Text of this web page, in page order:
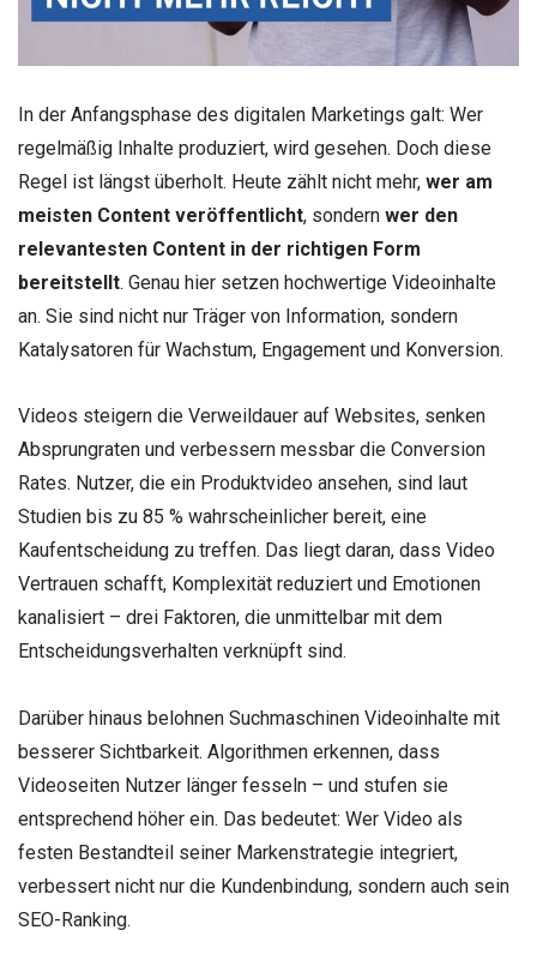
In der Anfangsphase des digitalen Marketings galt: Wer
regelmäßig Inhalte produziert, wird gesehen. Doch diese
Regel ist längst überholt. Heute zählt nicht mehr, wer am
meisten Content veröffentlicht, sondern wer den
relevantesten Content in der richtigen Form
bereitstellt. Genau hier setzen hochwertige Videoinhalte
an. Sie sind nicht nur Träger von Information, sondern
Katalysatoren für Wachstum, Engagement und Konversion.
Videos steigern die Verweildauer auf Websites, senken
Absprungraten und verbessern messbar die Conversion
Rates. Nutzer, die ein Produktvideo ansehen, sind laut
Studien bis zu 85 % wahrscheinlicher bereit, eine
Kaufentscheidung zu treffen. Das liegt daran, dass Video
Vertrauen schafft, Komplexität reduziert und Emotionen
kanalisiert – drei Faktoren, die unmittelbar mit dem
Entscheidungsverhalten verknüpft sind.
Darüber hinaus belohnen Suchmaschinen Videoinhalte mit
besserer Sichtbarkeit. Algorithmen erkennen, dass
Videoseiten Nutzer länger fesseln – und stufen sie
entsprechend höher ein. Das bedeutet: Wer Video als
festen Bestandteil seiner Markenstrategie integriert,
verbessert nicht nur die Kundenbindung, sondern auch sein
SEO-Ranking.